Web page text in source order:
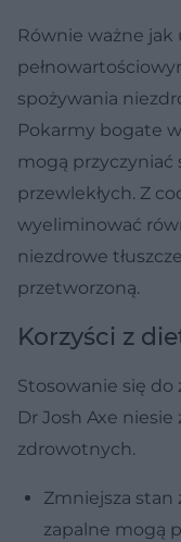
Równie ważne jak
spożywania
Pokarmy bogate
mogą przyczyniać
przewlekłych. Z
wyeliminować
niezdrowe
przetworzoną.
Korzyści z
Stosowanie się do
Dr Josh Axe niesie
zdrowotnych.
Zmniejsza stan
zapalne mogą